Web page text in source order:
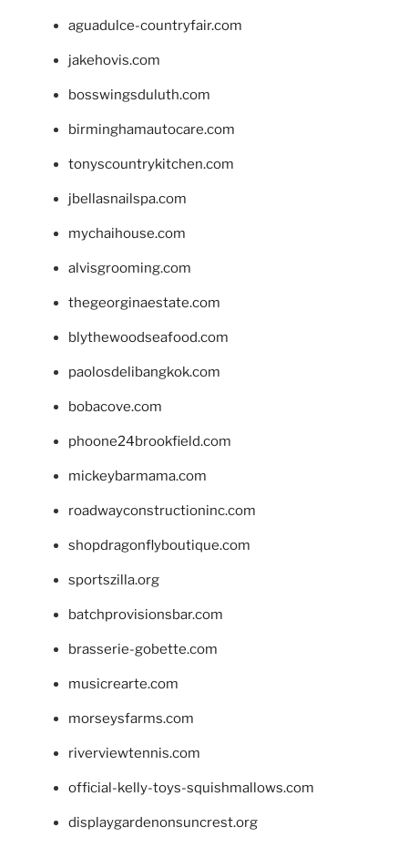
aguadulce-countryfair.com
jakehovis.com
bosswingsduluth.com
birminghamautocare.com
tonyscountrykitchen.com
jbellasnailspa.com
mychaihouse.com
alvisgrooming.com
thegeorginaestate.com
blythewoodseafood.com
paolosdelibangkok.com
bobacove.com
phoone24brookfield.com
mickeybarmama.com
roadwayconstructioninc.com
shopdragonflyboutique.com
sportszilla.org
batchprovisionsbar.com
brasserie-gobette.com
musicrearte.com
morseysfarms.com
riverviewtennis.com
official-kelly-toys-squishmallows.com
displaygardenonsuncrest.org